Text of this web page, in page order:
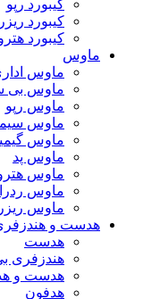
کیبورد رپو
کیبورد ریزر
کیبورد
ماوس
ماوس
ماوس بی
ماوس رپو
ماوس
ماوس
ماوس پد
ماوس
ماوس
ماوس ریزر
هدست و
هدست
هندزفری
هدست و
هدفون